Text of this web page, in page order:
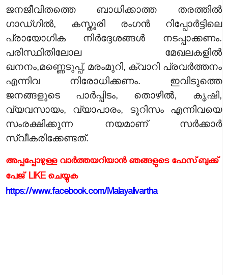
ജനജീവിതത്തെ ബാധിക്കാത്ത തരത്തിൽ
ഗാഡ്ഗിൽ, കസ്തൂരി രംഗൻ റിപ്പോർട്ടിലെ
പ്രായോഗിക നിർദ്ദേശങ്ങൾ നടപ്പാക്കണം.
പരിസ്ഥിതിലോല മേഖലകളിൽ
ഖനനം,മണ്ണെടുപ്പ്, മരംമുറി, ക്വാറി പ്രവർത്തനം
എന്നിവ നിരോധിക്കണം. ഇവിടുത്തെ
ജനങ്ങളുടെ പാർപ്പിടം, തൊഴിൽ, കൃഷി,
വ്യവസായം, വ്യാപാരം, ടൂറിസം എന്നിവയെ
സംരക്ഷിക്കുന്ന നയമാണ് സർക്കാർ
സ്വീകരിക്കേണ്ടത്.
അപ്പപ്പോഴുള്ള വാര്‍ത്തയറിയാന്‍ ഞങ്ങളുടെ ഫേസ്‌ബുക്ക്‌
പേജ് LIKE ചെയ്യുക
https://www.facebook.com/Malayalivartha